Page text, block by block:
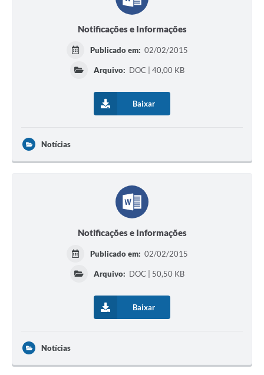
Notificações e Informações
Publicado em: 02/02/2015
Arquivo: DOC | 40,00 KB
Baixar
Notícias
Notificações e Informações
Publicado em: 02/02/2015
Arquivo: DOC | 50,50 KB
Baixar
Notícias